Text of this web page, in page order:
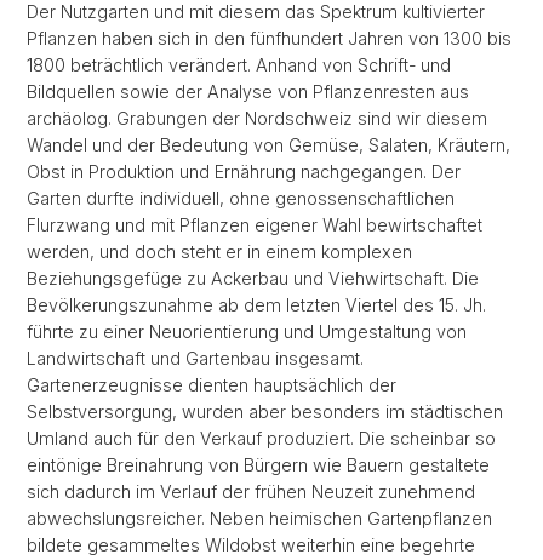
Der Nutzgarten und mit diesem das Spektrum kultivierter
Pflanzen haben sich in den fünfhundert Jahren von 1300 bis
1800 beträchtlich verändert. Anhand von Schrift- und
Bildquellen sowie der Analyse von Pflanzenresten aus
archäolog. Grabungen der Nordschweiz sind wir diesem
Wandel und der Bedeutung von Gemüse, Salaten, Kräutern,
Obst in Produktion und Ernährung nachgegangen. Der
Garten durfte individuell, ohne genossenschaftlichen
Flurzwang und mit Pflanzen eigener Wahl bewirtschaftet
werden, und doch steht er in einem komplexen
Beziehungsgefüge zu Ackerbau und Viehwirtschaft. Die
Bevölkerungszunahme ab dem letzten Viertel des 15. Jh.
führte zu einer Neuorientierung und Umgestaltung von
Landwirtschaft und Gartenbau insgesamt.
Gartenerzeugnisse dienten hauptsächlich der
Selbstversorgung, wurden aber besonders im städtischen
Umland auch für den Verkauf produziert. Die scheinbar so
eintönige Breinahrung von Bürgern wie Bauern gestaltete
sich dadurch im Verlauf der frühen Neuzeit zunehmend
abwechslungsreicher. Neben heimischen Gartenpflanzen
bildete gesammeltes Wildobst weiterhin eine begehrte